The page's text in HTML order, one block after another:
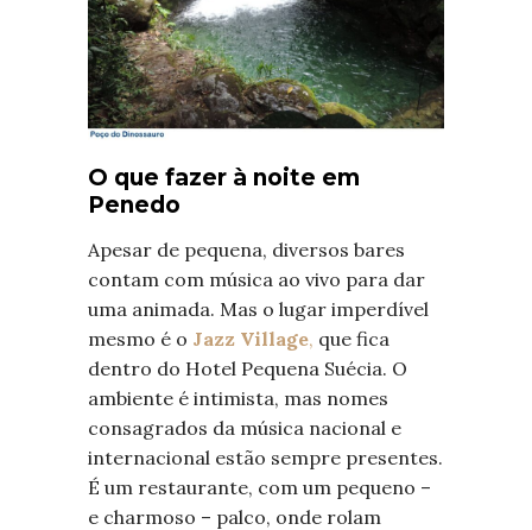
O que fazer à noite em
Penedo
Apesar de pequena, diversos bares
contam com música ao vivo para dar
uma animada. Mas o lugar imperdível
mesmo é o Jazz Village, que fica
dentro do Hotel Pequena Suécia. O
ambiente é intimista, mas nomes
consagrados da música nacional e
internacional estão sempre presentes.
É um restaurante, com um pequeno –
e charmoso – palco, onde rolam